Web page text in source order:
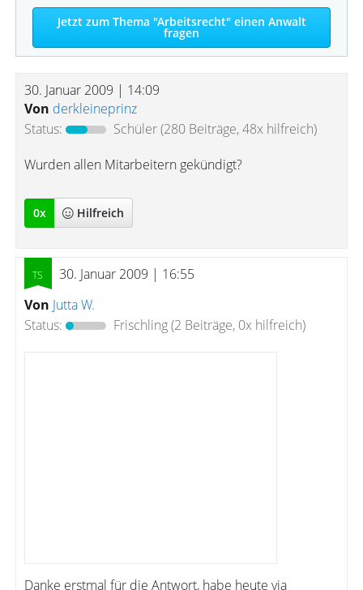
Jetzt zum Thema "Arbeitsrecht" einen Anwalt
fragen
30. Januar 2009 | 14:09
Von derkleineprinz
Status:
Schüler(280 Beiträge, 48x hilfreich)
Wurden allen Mitarbeitern gekündigt?
0x Hilfreich
30. Januar 2009 | 16:55
Von Jutta W.
Status:
Frischling(2 Beiträge, 0x hilfreich)
Danke erstmal für die Antwort, habe heute via